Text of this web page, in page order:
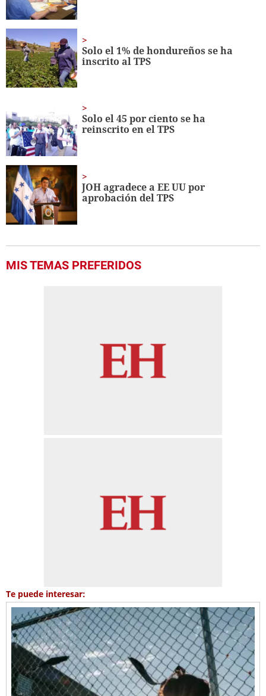
Solo el 1% de hondureños se ha
inscrito al TPS
Solo el 45 por ciento se ha
reinscrito en el TPS
JOH agradece a EE UU por
aprobación del TPS
MIS TEMAS PREFERIDOS
Te puede interesar: